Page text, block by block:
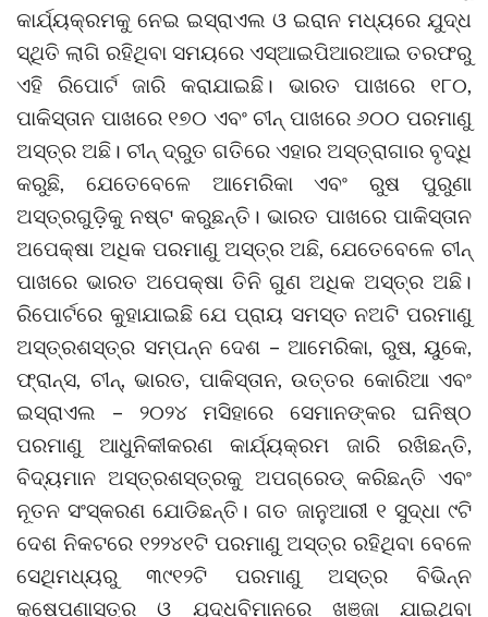
କାର୍ଯ୍ୟକ୍ରମକୁ ନେଇ ଇସ୍ରାଏଲ ଓ ଇରାନ ମଧ୍ୟରେ ଯୁଦ୍ଧ
ସ୍ଥିତି ଲାଗି ରହିଥିବା ସମୟରେ ଏସ୍‌ଆଇପିଆରଆଇ ତରଫରୁ
ଏହି ରିପୋର୍ଟ ଜାରି କରାଯାଇଛି। ଭାରତ ପାଖରେ ୧୮୦,
ପାକିସ୍ତାନ ପାଖରେ ୧୭୦ ଏବଂ ଚୀନ୍‌ ପାଖରେ ୬୦୦ ପରମାଣୁ
ଅସ୍ତ୍ର ଅଛି। ଚୀନ୍‌ ଦ୍ରୁତ ଗତିରେ ଏହାର ଅସ୍ତ୍ରାଗାର ବୃଦ୍ଧି
କରୁଛି, ଯେତେବେଳେ ଆମେରିକା ଏବଂ ରୁଷ ପୁରୁଣା
ଅସ୍ତ୍ରଗୁଡ଼ିକୁ ନଷ୍ଟ କରୁଛନ୍ତି। ଭାରତ ପାଖରେ ପାକିସ୍ତାନ
ଅପେକ୍ଷା ଅଧିକ ପରମାଣୁ ଅସ୍ତ୍ର ଅଛି, ଯେତେବେଳେ ଚୀନ୍‌
ପାଖରେ ଭାରତ ଅପେକ୍ଷା ତିନି ଗୁଣ ଅଧିକ ଅସ୍ତ୍ର ଅଛି।
ରିପୋର୍ଟରେ କୁହାଯାଇଛି ଯେ ପ୍ରାୟ ସମସ୍ତ ନଅଟି ପରମାଣୁ
ଅସ୍ତ୍ରଶସ୍ତ୍ର ସମ୍ପନ୍ନ ଦେଶ – ଆମେରିକା, ରୁଷ, ୟୁକେ,
ଫ୍ରାନ୍ସ, ଚୀନ୍, ଭାରତ, ପାକିସ୍ତାନ, ଉତ୍ତର କୋରିଆ ଏବଂ
ଇସ୍ରାଏଲ – ୨୦୨୪ ମସିହାରେ ସେମାନଙ୍କର ଘନିଷ୍ଠ
ପରମାଣୁ ଆଧୁନିକୀକରଣ କାର୍ଯ୍ୟକ୍ରମ ଜାରି ରଖିଛନ୍ତି,
ବିଦ୍ୟମାନ ଅସ୍ତ୍ରଶସ୍ତ୍ରକୁ ଅପଗ୍ରେଡ୍ କରିଛନ୍ତି ଏବଂ
ନୂତନ ସଂସ୍କରଣ ଯୋଡିଛନ୍ତି। ଗତ ଜାନୁଆରୀ ୧ ସୁଦ୍ଧା ୯ଟି
ଦେଶ ନିକଟରେ ୧୨୨୪୧ଟି ପରମାଣୁ ଅସ୍ତ୍ର ରହିଥିବା ବେଳେ
ସେଥିମଧ୍ୟରୁ ୩୯୧୨ଟି ପରମାଣୁ ଅସ୍ତ୍ର ବିଭିନ୍ନ
କ୍ଷେପଣାସ୍ତ୍ର ଓ ଯୁଦ୍ଧବିମାନରେ ଖଞ୍ଜା ଯାଇଥିବା